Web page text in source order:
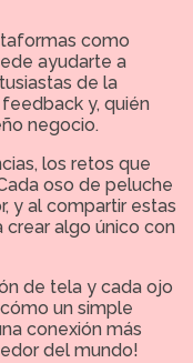
como
ayudarte a
de la
y, quién
negocio.
los retos que
oso de peluche
y al compartir estas
crear algo único con
de tela y cada ojo
un simple
conexión más
del mundo!